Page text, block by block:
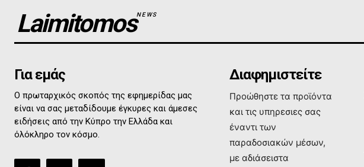
LaimitomosNEWS
Για εμάς
Ο πρωταρχικός σκοπός της εφημερίδας μας
είναι να σας μεταδίδουμε έγκυρες και άμεσες
ειδήσεις από την Κύπρο την Ελλάδα και
όλόκληρο τον κόσμο.
Διαφημιστείτε
Προώθηστε τα προϊόντα
και τις υπηρεσιες σας
έναντι των
παραδοσιακών μέσων,
με αδιάσειστα